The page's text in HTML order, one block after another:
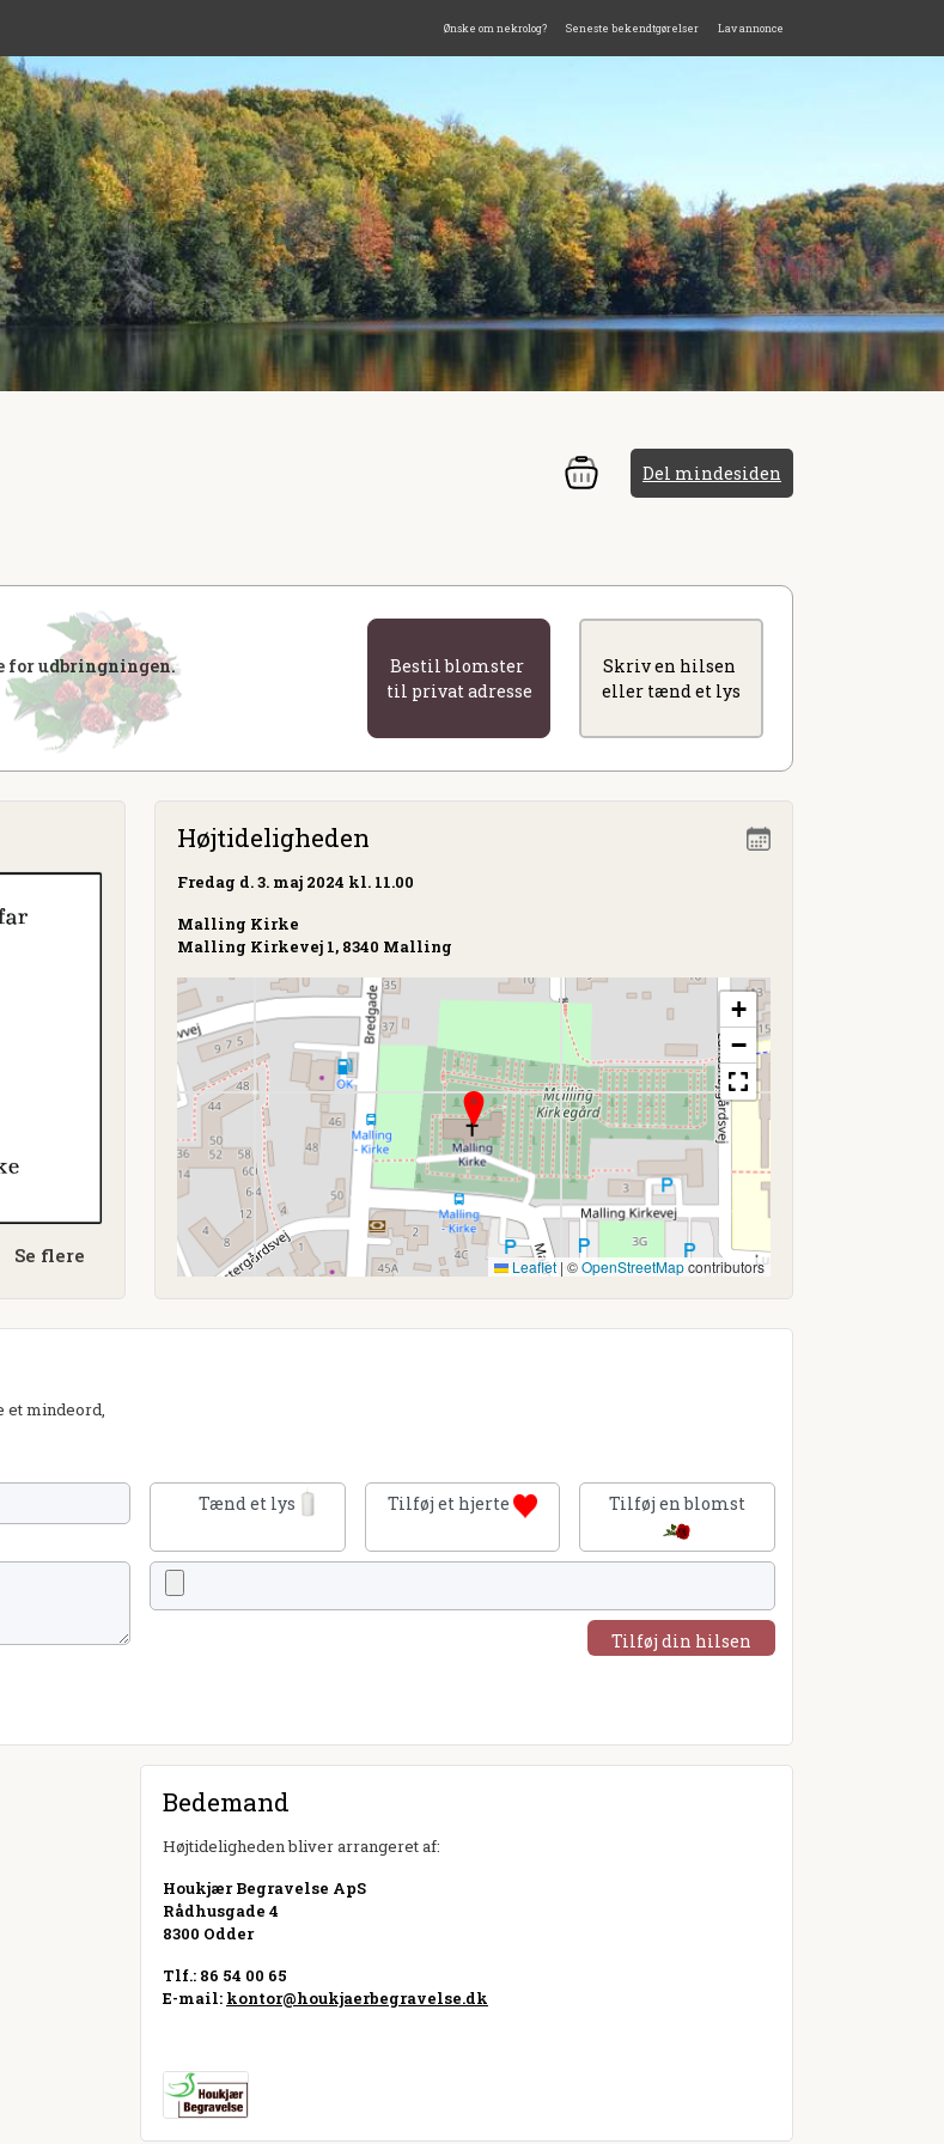
Ønske om nekrolog? Seneste bekendtgørelser Lav annonce
Del mindesiden
for udbringningen.
Bestil blomster
til privat adresse
Skriv en hilsen
eller tænd et lys
Se flere
Højtideligheden
Fredag d. 3. maj 2024 kl. 11.00
Malling Kirke
Malling Kirkevej 1, 8340 Malling
+
−
Leaflet | ©OpenStreetMapcontributors
et mindeord,
Tænd et lys Tilføj et hjerte Tilføj en blomst
Tilføj din hilsen
Bedemand
Højtideligheden bliver arrangeret af:
Houkjær Begravelse ApS
Rådhusgade 4
8300 Odder
Tlf.: 86 54 00 65
E-mail: kontor@houkjaerbegravelse.dk